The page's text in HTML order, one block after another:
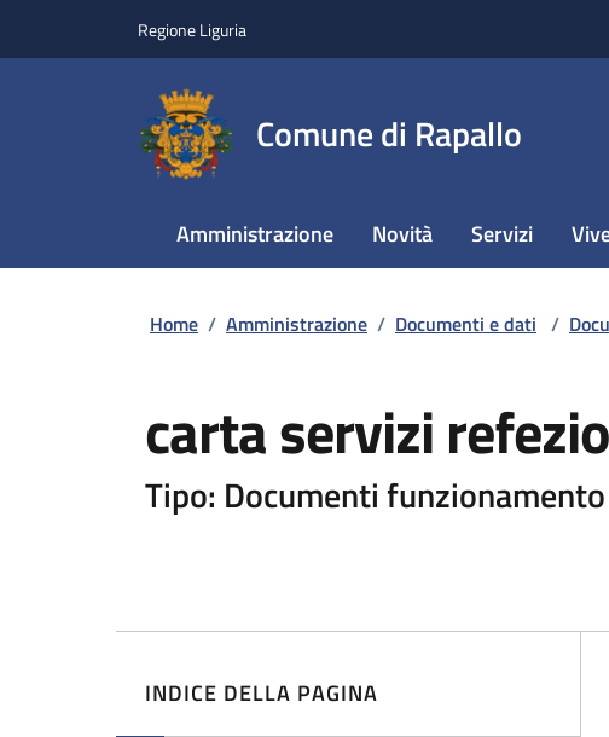
Regione Liguria
Comune di Rapallo
Amministrazione Novità Servizi
Home / Amministrazione / Documenti e dati /
carta servizi
Tipo: Documenti
INDICE DELLA PAGINA